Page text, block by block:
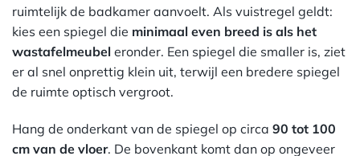
ruimtelijk de badkamer aanvoelt. Als vuistregel geldt:
kies een spiegel die minimaal even breed is als het
wastafelmeubel eronder. Een spiegel die smaller is, ziet
er al snel onprettig klein uit, terwijl een bredere spiegel
de ruimte optisch vergroot.
Hang de onderkant van de spiegel op circa 90 tot 100
cm van de vloer. De bovenkant komt dan op ongeveer